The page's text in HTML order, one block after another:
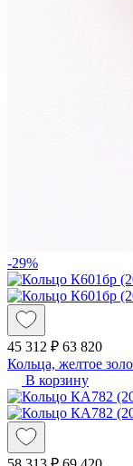
-29%
45 312 ₽ 63 820
Кольца, желтое
В корзину